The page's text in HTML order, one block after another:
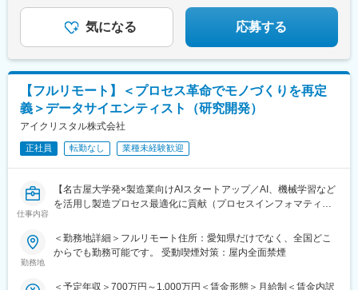
気になる 応募する
【フルリモート】＜プロセス革命でモノづくりを再定
義＞データサイエンティスト（研究開発）
アイクリスタル株式会社
正社員 転勤なし 業種未経験歓迎
仕事内容
【名古屋大学発×製造業向けAIスタートアップ／AI、機械学習など
を活用し製造プロセス最適化に貢献（プロセスインフォマティク
■業務内容
機械学習や統計学、数理最適化を駆使して製造業における課題解
勤務地
＜勤務地詳細＞フルリモート住所：愛知県だけでなく、全国どこ
からでも勤務可能です。 受動喫煙対策：屋内全面禁煙
＜予定年収＞700万円～1,000万円＜賃金形態＞月給制＜賃金内訳